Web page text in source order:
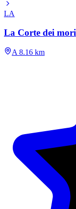
LA
La Corte dei mori
A 8.16 km